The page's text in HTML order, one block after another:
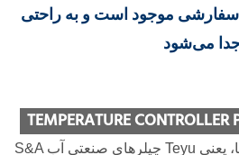
سفارشی موجود است و به راحتی
می‌شود
TEMPERATURE CONTROLLER
S&A چیلرهای صنعتی آب Teyu به دلیل دو حالت کنترل دما، یعنی